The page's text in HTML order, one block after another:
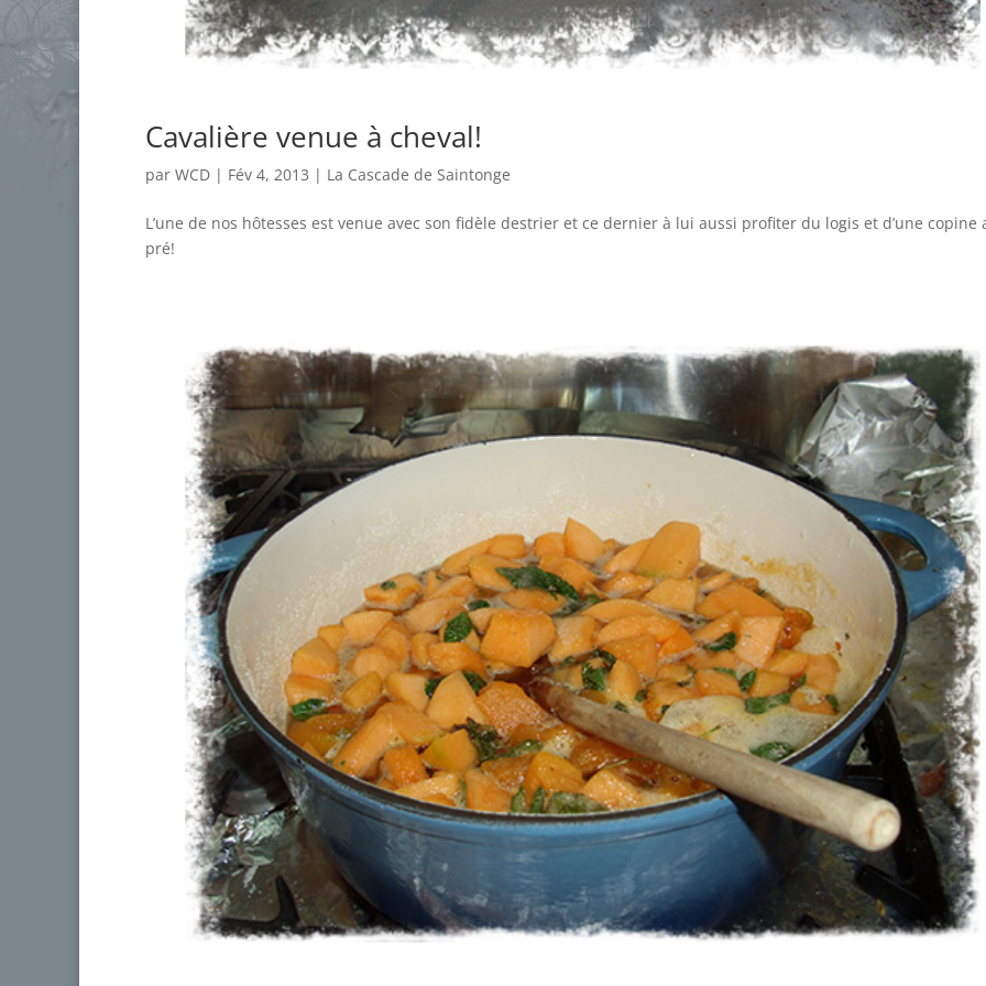
Cavalière venue à cheval!
par WCD | Fév 4, 2013 | La Cascade de Saintonge
L’une de nos hôtesses est venue avec son fidèle destrier et ce dernier à lui aussi profiter du logis et d’une copine
pré!